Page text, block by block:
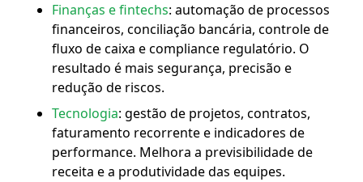
Finanças e fintechs: automação de processos
financeiros, conciliação bancária, controle de
fluxo de caixa e compliance regulatório. O
resultado é mais segurança, precisão e
redução de riscos.
Tecnologia: gestão de projetos, contratos,
faturamento recorrente e indicadores de
performance. Melhora a previsibilidade de
receita e a produtividade das equipes.